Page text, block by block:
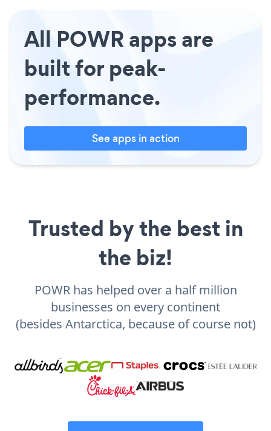
All POWR apps are
built for peak-
performance.
See apps in action
Trusted by the best in
the biz!
POWR has helped over a half million
businesses on every continent
(besides Antarctica, because of course not)